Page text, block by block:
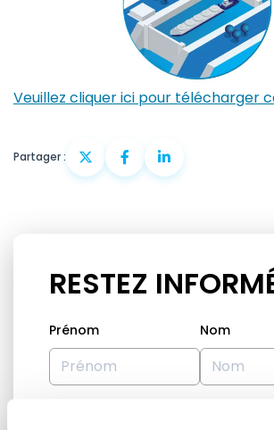
Veuillez cliquer ici pour télécharger
Partager :
RESTEZ
Prénom Nom